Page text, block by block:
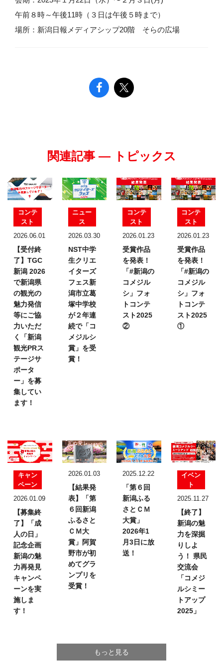
午前８時～午後11時（３日は午後５時まで）
場所：新潟日報メディアシップ20階 そらの広場
関連記事 — トピックス
コンテ
スト
2026.06.01
【受付終
了】TGC
新潟 2026
で新潟県
の観光の
魅力発信
等にご協
力いただ
く「新潟
観光PRス
テージサ
ポータ
ー」を募
集してい
ます！
ニュー
ス
2026.03.30
NST中学
生クリエ
イターズ
フェス新
潟市立葛
塚中学校
が２年連
続で「コ
メジルシ
賞」を受
賞！
コンテ
スト
2026.01.23
受賞作品
を発表！
「#新潟の
コメジル
シ」フォ
トコンテ
スト2025
②
コンテ
スト
2026.01.23
受賞作品
を発表！
「#新潟の
コメジル
シ」フォ
トコンテ
スト2025
①
キャン
ペーン
2026.01.09
【募集終
了】「成
人の日」
記念企画
新潟の魅
力再発見
キャンペ
ーンを実
施しま
す！
2026.01.03
【結果発
表】
「第
６回新潟
ふるさと
ＣＭ大
賞」 阿賀
野市が初
めてグラ
ンプリを
受賞！
2025.12.22
「第６回
新潟ふる
さとＣＭ
大賞」
2026年1
月3日に放
送！
イベン
ト
2025.11.27
【終了】
新潟の魅
力を深掘
りしよ
う！
県民
交流会
「コメジ
ルシミー
トアップ
2025」
もっと見る